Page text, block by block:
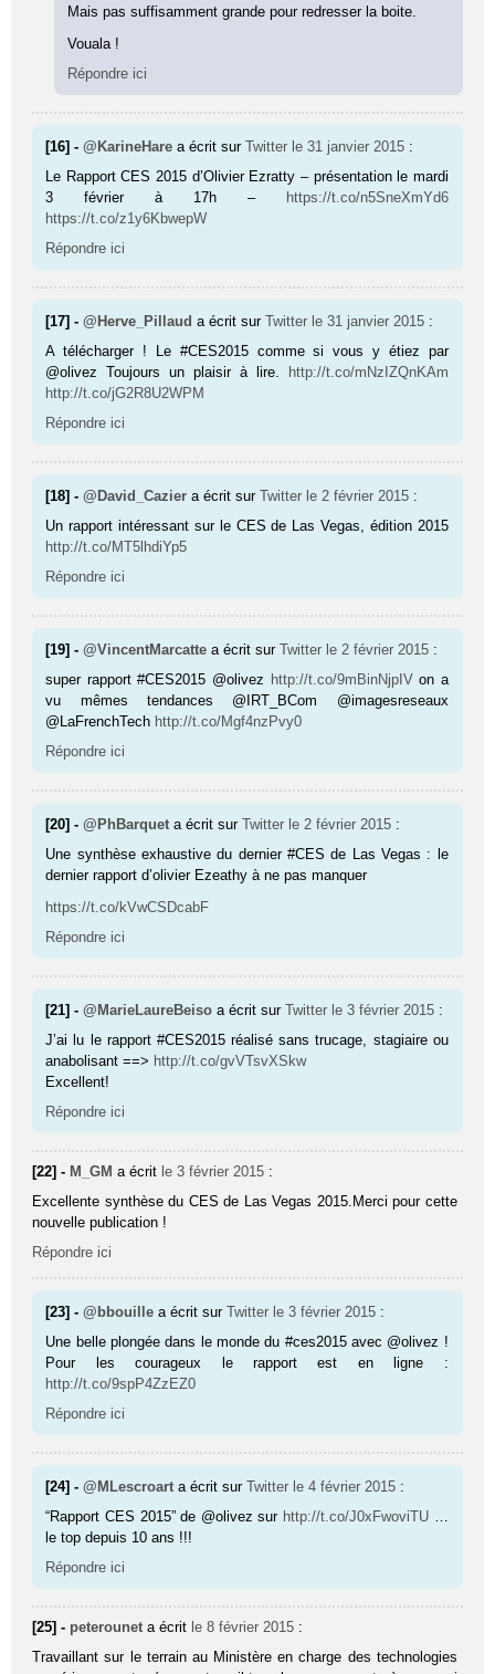
Mais pas suffisamment grande pour redresser la boite.
Vouala !
Répondre ici
[16] -@KarineHare a écrit surTwitter le 31 janvier 2015 :
Le Rapport CES 2015 d’Olivier Ezratty – présentation le mardi
3 février à 17h –
https://t.co/n5SneXmYd6
https://t.co/z1y6KbwepW
Répondre ici
[17] -@Herve_Pillaud a écrit surTwitter le 31 janvier 2015 :
A télécharger ! Le #CES2015 comme si vous y étiez par
@olivez Toujours un plaisir à lire.
http://t.co/mNzIZQnKAm
http://t.co/jG2R8U2WPM
Répondre ici
[18] -@David_Cazier a écrit surTwitter le 2 février 2015 :
Un rapport intéressant sur le CES de Las Vegas, édition 2015
http://t.co/MT5lhdiYp5
Répondre ici
[19] -@VincentMarcatte a écrit surTwitter le 2 février 2015 :
super rapport #CES2015 @olivez http://t.co/9mBinNjpIVon a
vu mêmes tendances @IRT_BCom @imagesreseaux
@LaFrenchTech http://t.co/Mgf4nzPvy0
Répondre ici
[20] -@PhBarquet a écrit surTwitter le 2 février 2015 :
Une synthèse exhaustive du dernier #CES de Las Vegas : le
dernier rapport d’olivier Ezeathy à ne pas manquer
https://t.co/kVwCSDcabF
Répondre ici
[21] -@MarieLaureBeiso a écrit surTwitter le 3 février 2015 :
J’ai lu le rapport #CES2015 réalisé sans trucage, stagiaire ou
anabolisant ==> http://t.co/gvVTsvXSkw
Excellent!
Répondre ici
[22] - M_GM a écrit le 3 février 2015 :
Excellente synthèse du CES de Las Vegas 2015.Merci pour cette
nouvelle publication !
Répondre ici
[23] -@bbouille a écrit surTwitter le 3 février 2015 :
Une belle plongée dans le monde du #ces2015 avec @olivez !
Pour les courageux le rapport est en ligne :
http://t.co/9spP4ZzEZ0
Répondre ici
[24] -@MLescroart a écrit surTwitter le 4 février 2015 :
“Rapport CES 2015” de @olivez sur http://t.co/J0xFwoviTU
le top depuis 10 ans !!!
Répondre ici
[25] - peterounet a écrit le 8 février 2015 :
Travaillant sur le terrain au Ministère en charge des technologies